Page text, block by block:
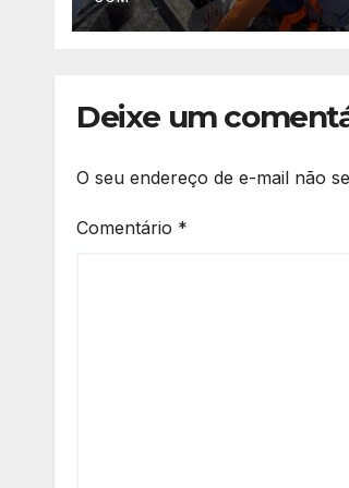
Deixe um
O seu endereço de e-mail não
Comentário *